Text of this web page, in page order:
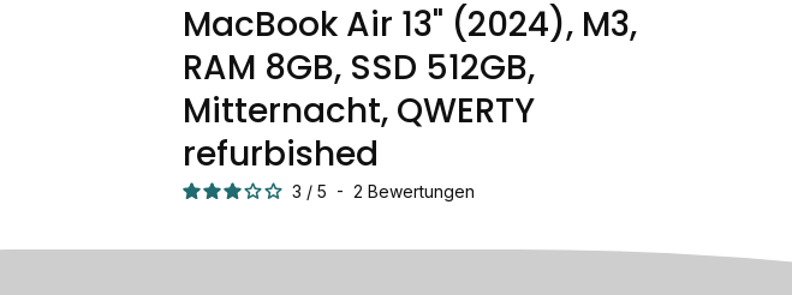
MacBook Air 13" (2024), M3,
RAM 8GB, SSD 512GB,
Mitternacht, QWERTY
refurbished
3 / 5 - 2 Bewertungen